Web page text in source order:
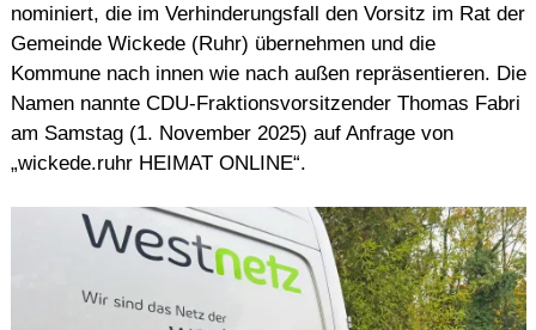
nominiert, die im Verhinderungsfall den Vorsitz im Rat der
Gemeinde Wickede (Ruhr) übernehmen und die
Kommune nach innen wie nach außen repräsentieren. Die
Namen nannte CDU-Fraktionsvorsitzender Thomas Fabri
am Samstag (1. November 2025) auf Anfrage von
„wickede.ruhr HEIMAT ONLINE“.